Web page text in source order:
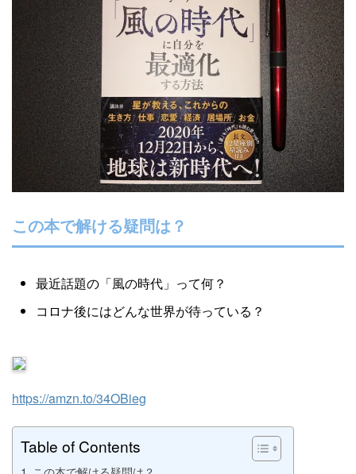
外資系コンサルティング会社を経て、経営大
学院に勤務。年間300冊読むなかで、絶対に
オススメできる本だけを厳選して紹介しま
す。著書『投資としての読書』。
Books&Apps（https://blog.tinect.jp/）にもた
まに寄稿しています。Amazonアソシエイト
プログラム参加中。 執筆など仕事のご依頼
は、問い合わせフォームにてご連絡くださ
この本で解ける疑問は？
最近話題の「風の時代」って何？
コロナ後にはどんな世界が待っている？
https://amzn.to/34OBieg
Table of Contents